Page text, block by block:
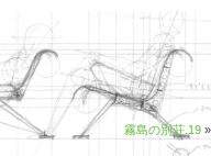
霧島の別荘.19 »